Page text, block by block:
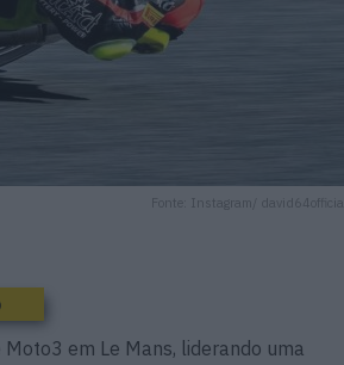
Fonte: Instagram/ david64official
em Le Mans, liderando uma